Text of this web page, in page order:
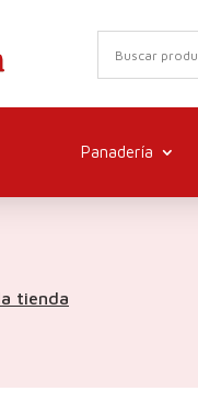
Panadería
tienda